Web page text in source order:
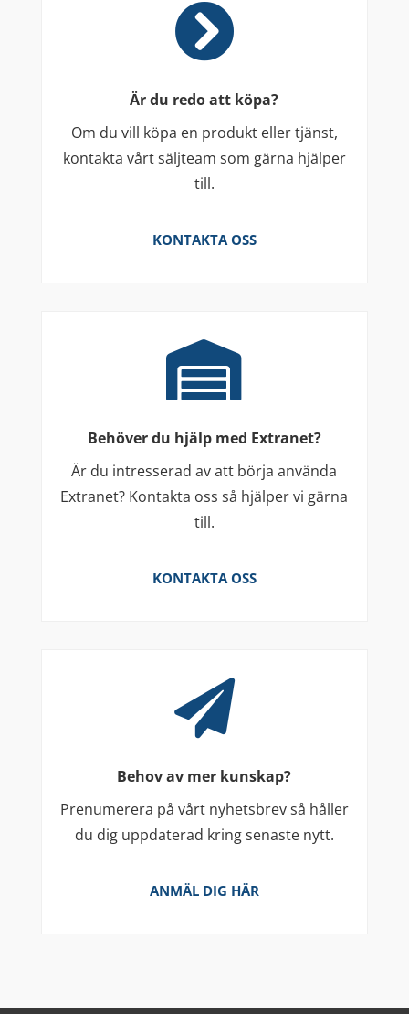

Är du redo att köpa?
Om du vill köpa en produkt eller tjänst,
kontakta vårt säljteam som gärna hjälper
till.
KONTAKTA OSS

Behöver du hjälp med Extranet?
Är du intresserad av att börja använda
Extranet? Kontakta oss så hjälper vi gärna
till.
KONTAKTA OSS

Behov av mer kunskap?
Prenumerera på vårt nyhetsbrev så håller
du dig uppdaterad kring senaste nytt.
ANMÄL DIG HÄR